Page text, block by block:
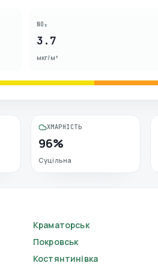
NO₂
3.7
мкг/м³
ХМАРНІСТЬ
96%
Суцільна
Краматорськ
Покровськ
Костянтинівка